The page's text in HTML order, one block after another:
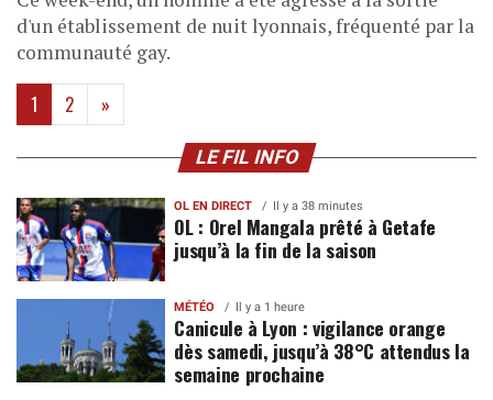
d'un établissement de nuit lyonnais, fréquenté par la
communauté gay.
1 (current)
2 »
LE FIL INFO
OL EN DIRECT Il y a 38 minutes
OL : Orel Mangala prêté à Getafe
jusqu’à la fin de la saison
MÉTÉO Il y a 1 heure
Canicule à Lyon : vigilance orange
dès samedi, jusqu’à 38°C attendus la
semaine prochaine